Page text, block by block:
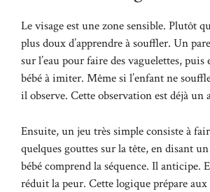
Le visage est une zone sensible. Plutôt
plus doux d’apprendre à souffler. Un
sur l’eau pour faire des vaguelettes, puis
bébé à imiter. Même si l’enfant ne
il observe. Cette observation est déjà un
Ensuite, un jeu très simple consiste à
quelques gouttes sur la tête, en disant
bébé comprend la séquence. Il anticipe.
réduit la peur. Cette logique prépare aux